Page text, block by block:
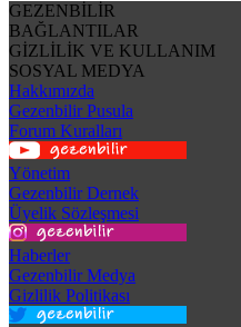
GEZENBİLİR
BAĞLANTILAR
GİZLİLİK VE KULLANIM
SOSYAL MEDYA
Hakkımızda
Gezenbilir Pusula
Forum Kuralları
Yönetim
Gezenbilir Dernek
Üyelik Sözleşmesi
Haberler
Gezenbilir Medya
Gizlilik Politikası